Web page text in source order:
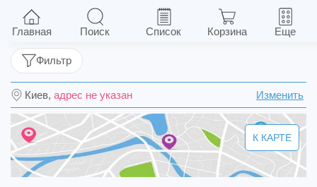
AEвит капс. мягкие №50 (10х5)
Киев, адрес не указан Изменить
Фильтр
К КАРТЕ
Главная Поиск Список Корзина Еще